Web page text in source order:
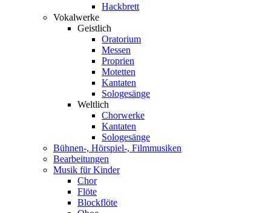
Hackbrett
Vokalwerke
Geistlich
Oratorium
Messen
Proprien
Motetten
Kantaten
Sologesänge
Weltlich
Chorwerke
Kantaten
Sologesänge
Bühnen-, Hörspiel-, Filmmusiken
Bearbeitungen
Musik für Kinder
Chor
Flöte
Blockflöte